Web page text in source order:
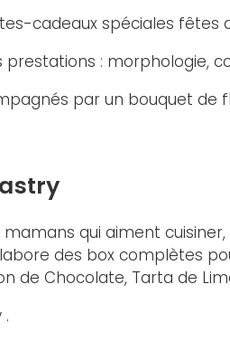
cadeaux spéciales
: morphologie,
par un bouquet de
qui aiment
des box complètes
de Chocolate, Tarta de